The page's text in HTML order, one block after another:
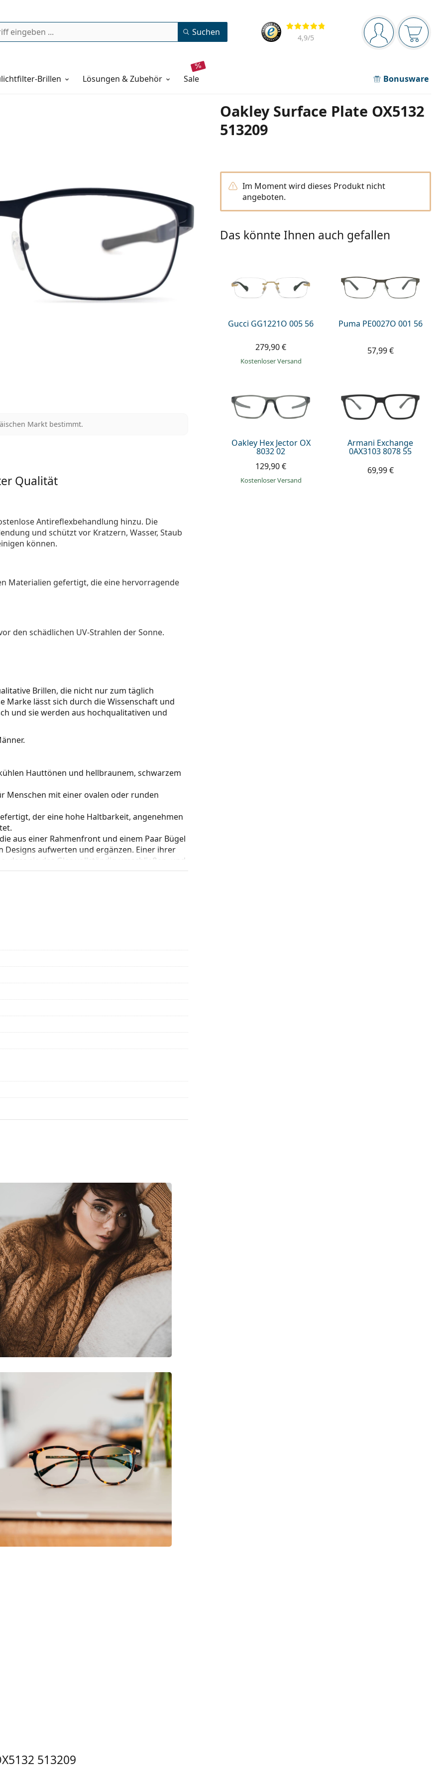
Navigationsleiste
Sie sind Der
Bewertung
4,9/5
Suchen
Brillen Lösungen & Zubehör sale Bonusware
Oakley Surface Plate OX5132
513209
Markt bestimmt.
Im Moment wird dieses Produkt nicht
angeboten.
Das könnte Ihnen auch gefallen
Gucci GG1221O 005 56
279,90 €
Kostenloser Versand
Puma PE0027O 001 56
57,99 €
Oakley Hex Jector OX
8032 02
129,90 €
Kostenloser Versand
Armani Exchange
0AX3103 8078 55
69,99 €
Qualität
Antireflexbehandlung hinzu. Die
und schützt vor Kratzern, Wasser, Staub
können.
Materialien gefertigt, die eine hervorragende
den schädlichen UV-Strahlen der Sonne.
Brillen, die nicht nur zum täglich
Marke lässt sich durch die Wissenschaft und
und sie werden aus hochqualitativen und
Hauttönen und hellbraunem, schwarzem
Menschen mit einer ovalen oder runden
der eine hohe Haltbarkeit, angenehmen
aus einer Rahmenfront und einem Paar Bügel
Designs aufwerten und ergänzen. Einer ihrer
dass sie das Glas vollständig umschließen, und
ist für alle Gläser geeignet, auch für
Optiker vorgenommen werden, um
zu vermeiden.
Etuis und sein Design können variieren.
Brillen geeignet. Einige Modelle können mit
Modelle zu finden, oder nutzen Sie
benötigen.
Anleitung.
513209